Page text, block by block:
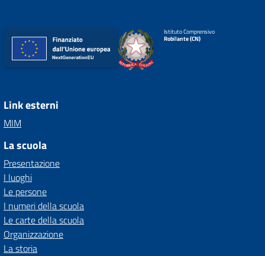
Istituto Comprensivo
Robilante (CN)
Link esterni
MIM
La scuola
Presentazione
I luoghi
Le persone
I numeri della scuola
Le carte della scuola
Organizzazione
La storia